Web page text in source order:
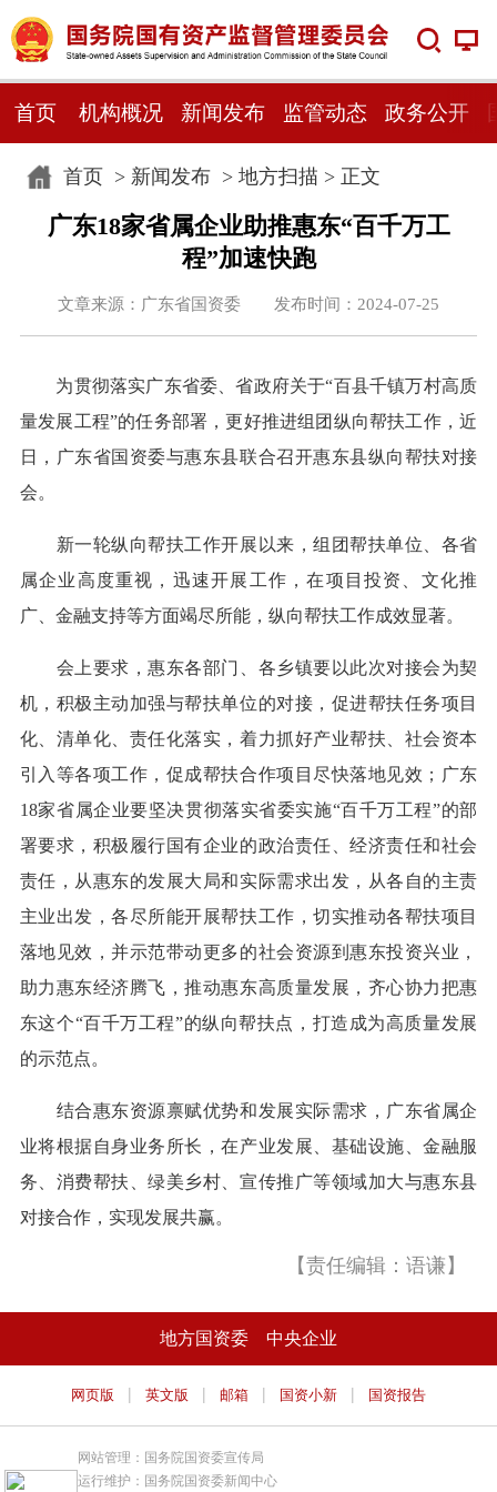
首页 机构概况 新闻发布 监管动态 政务公开
首页> 新闻发布> 地方扫描 > 正文
广东18家省属企业助推惠东“百千万工
程”加速快跑
文章来源：广东省国资委 发布时间：2024-07-25
为贯彻落实广东省委、省政府关于“百县千镇万村高质
量发展工程”的任务部署，更好推进组团纵向帮扶工作，近
日，广东省国资委与惠东县联合召开惠东县纵向帮扶对接
会。
新一轮纵向帮扶工作开展以来，组团帮扶单位、各省
属企业高度重视，迅速开展工作，在项目投资、文化推
广、金融支持等方面竭尽所能，纵向帮扶工作成效显著。
会上要求，惠东各部门、各乡镇要以此次对接会为契
机，积极主动加强与帮扶单位的对接，促进帮扶任务项目
化、清单化、责任化落实，着力抓好产业帮扶、社会资本
引入等各项工作，促成帮扶合作项目尽快落地见效；广东
18家省属企业要坚决贯彻落实省委实施“百千万工程”的部
署要求，积极履行国有企业的政治责任、经济责任和社会
责任，从惠东的发展大局和实际需求出发，从各自的主责
主业出发，各尽所能开展帮扶工作，切实推动各帮扶项目
落地见效，并示范带动更多的社会资源到惠东投资兴业，
助力惠东经济腾飞，推动惠东高质量发展，齐心协力把惠
东这个“百千万工程”的纵向帮扶点，打造成为高质量发展
的示范点。
结合惠东资源禀赋优势和发展实际需求，广东省属企
业将根据自身业务所长，在产业发展、基础设施、金融服
务、消费帮扶、绿美乡村、宣传推广等领域加大与惠东县
对接合作，实现发展共赢。
【责任编辑：语谦】
地方国资委 中央企业
网页版 | 英文版 | 邮箱 | 国资小新 | 国资报告
网站管理：国务院国资委宣传局
运行维护：国务院国资委新闻中心